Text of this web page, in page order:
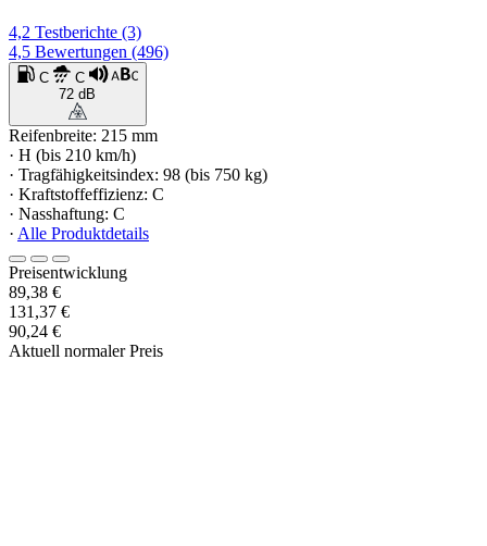
4,2 Testberichte (3)
4,5 Bewertungen (496)
C
C
72 dB
Reifenbreite: 215 mm
· H (bis 210 km/h)
· Tragfähigkeitsindex: 98 (bis 750 kg)
· Kraftstoffeffizienz: C
· Nasshaftung: C
· Alle Produktdetails
Preisentwicklung
89,38 €
131,37 €
90,24 €
Aktuell normaler Preis